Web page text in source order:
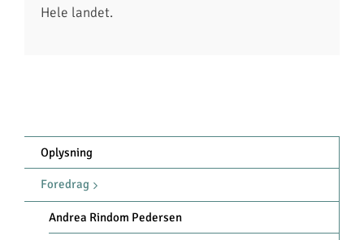
Hele landet.
Oplysning
Foredrag
Andrea Rindom Pedersen